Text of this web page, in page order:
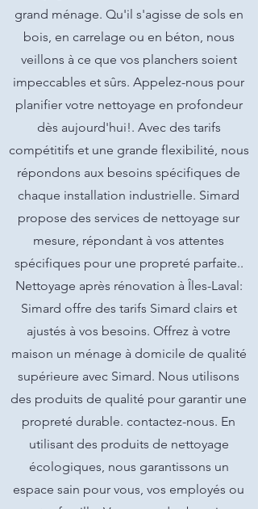
grand ménage. Qu'il s'agisse de sols en
bois, en carrelage ou en béton, nous
veillons à ce que vos planchers soient
impeccables et sûrs. Appelez-nous pour
planifier votre nettoyage en profondeur
dès aujourd'hui!. Avec des tarifs
compétitifs et une grande flexibilité, nous
répondons aux besoins spécifiques de
chaque installation industrielle. Simard
propose des services de nettoyage sur
mesure, répondant à vos attentes
spécifiques pour une propreté parfaite..
Nettoyage après rénovation à Îles-Laval:
Simard offre des tarifs Simard clairs et
ajustés à vos besoins. Offrez à votre
maison un ménage à domicile de qualité
supérieure avec Simard. Nous utilisons
des produits de qualité pour garantir une
propreté durable. contactez-nous. En
utilisant des produits de nettoyage
écologiques, nous garantissons un
espace sain pour vous, vos employés ou